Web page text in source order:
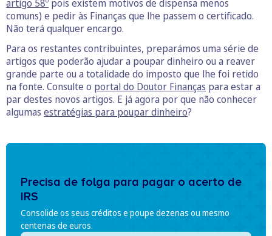
artigo 58º pois existem motivos de dispensa menos
comuns) e pedir às Finanças que lhe passem o certificado.
Não terá qualquer encargo.
Para os restantes contribuintes, preparámos uma série de
artigos que poderão ajudar a poupar dinheiro ou a reaver
grande parte ou a totalidade do imposto que lhe foi retido
na fonte. Consulte o portal do Doutor Finanças para estar a
par destes novos artigos. E já agora por que não conhecer
algumas estratégias para poupar dinheiro?
Precisa de folga para pagar o acerto de
IRS
Consolide os seus créditos e poupe dezenas ou mesmo
centenas de euros.